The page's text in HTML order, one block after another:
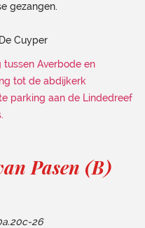
gezangen.
Cuyper
Averbode en
tot de abdijkerk
parking aan de Lindedreef
Pasen (B)
26